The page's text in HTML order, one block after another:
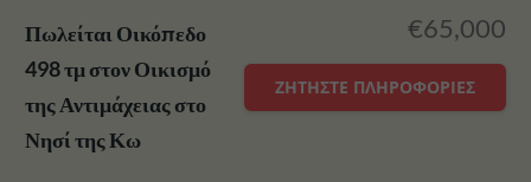
Πωλείται Οικόπεδο
498 τμ στον Οικισμό
της Αντιμάχειας στο
Νησί της Κω
€65,000
ΖΗΤΉΣΤΕ ΠΛΗΡΟΦΟΡΊΕΣ